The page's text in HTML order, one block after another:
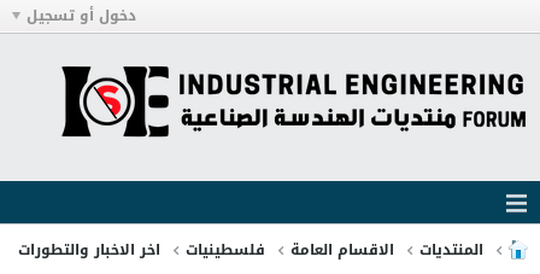
دخول أو تسجيل
المنتديات الاقسام العامة فلسطينيات اخر الاخبار والتطورات